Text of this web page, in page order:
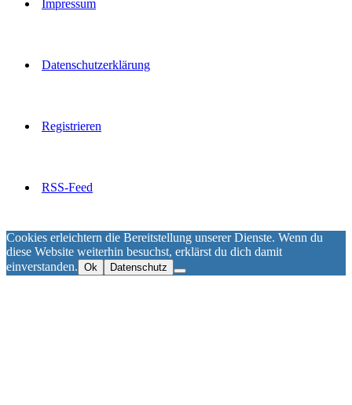
Impressum
Datenschutzerklärung
Registrieren
RSS-Feed
Cookies erleichtern die Bereitstellung unserer Dienste. Wenn du
diese Website weiterhin besuchst, erklärst du dich damit
einverstanden. Ok Datenschutz